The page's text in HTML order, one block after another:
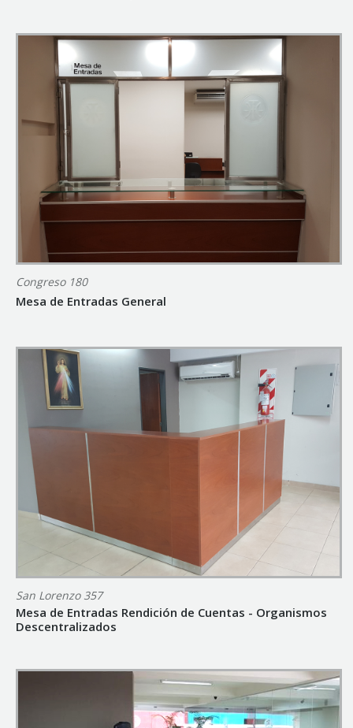
Congreso 180
Mesa de Entradas General
San Lorenzo 357
Mesa de Entradas Rendición de Cuentas - Organismos
Descentralizados